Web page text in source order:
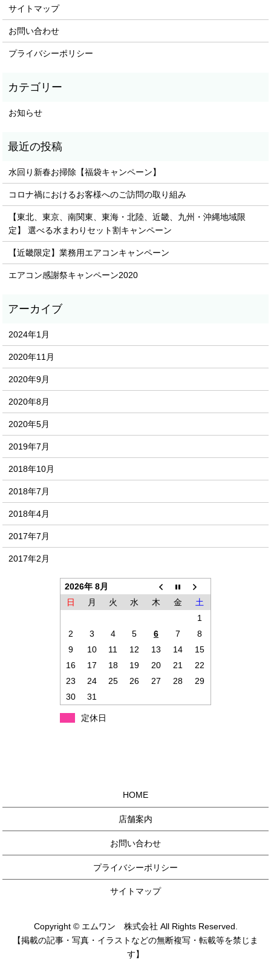
サイトマップ
お問い合わせ
プライバシーポリシー
お知らせ
水回り新春お掃除【福袋キャンペーン】
コロナ禍におけるお客様へのご訪問の取り組み
【東北、東京、南関東、東海・北陸、近畿、九州・沖縄地域限
定】 選べる水まわりセット割キャンペーン
【近畿限定】業務用エアコンキャンペーン
エアコン感謝祭キャンペーン2020
2024年1月
2020年11月
2020年9月
2020年8月
2020年5月
2019年7月
2018年10月
2018年7月
2018年4月
2017年7月
2017年2月
2026年 8月
日
月 火 水 木 金
土
1
2
3 4 5 6 7
8
9
10 11 12 13 14
15
16
17 18 19 20 21
22
23
24 25 26 27 28
29
30
31
定休日
HOME
店舗案内
お問い合わせ
プライバシーポリシー
サイトマップ
Copyright © エムワン 株式会社 All Rights Reserved.
【掲載の記事・写真・イラストなどの無断複写・転載等を禁じま
す】